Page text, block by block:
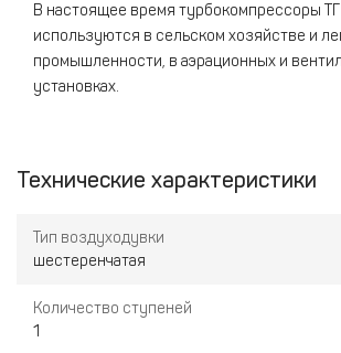
В настоящее время турбокомпрессоры
используются в сельском хозяйстве и
промышленности, в аэрационных и
установках.
Технические характеристики
Тип воздуходувки
шестеренчатая
Количество ступеней
1